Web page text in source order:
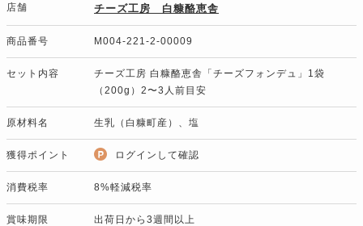
店舗 チーズ工房 白糠酪恵舎
商品番号 M004-221-2-00009
セット内容
チーズ工房 白糠酪恵舎「チーズフォンデュ」1袋
（200g）2〜3人前目安
原材料名 生乳（白糠町産）、塩
獲得ポイント ログインして確認
消費税率 8%軽減税率
賞味期限 出荷日から3週間以上